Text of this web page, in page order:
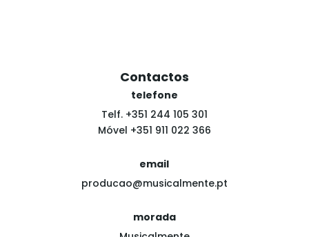
Contactos
telefone
Telf. +351 244 105 301
Móvel +351 911 022 366
email
producao@musicalmente.pt
morada